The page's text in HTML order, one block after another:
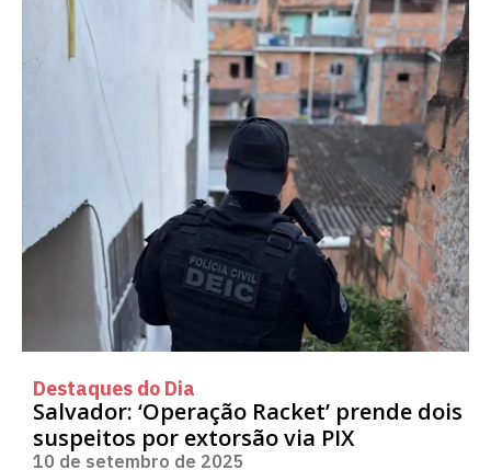
Destaques do Dia
Salvador: ‘Operação Racket’ prende dois
suspeitos por extorsão via PIX
10 de setembro de 2025